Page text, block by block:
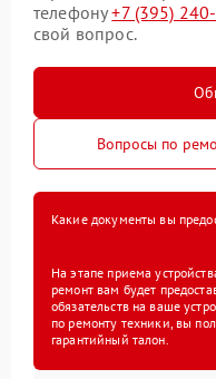
телефону+7 (395)
свой вопрос.
Вопросы по
Какие документы вы
На этапе приема
ремонт вам будет
обязательств на ваше
по ремонту техники, вы
гарантийный талон.